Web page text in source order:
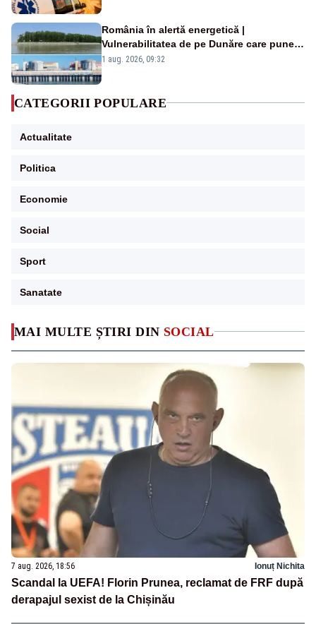
MAI MULTE ȘTIRI DIN SOCIAL
7 aug. 2026, 18:56 Ionuț Nichita
Scandal la UEFA! Florin Prunea, reclamat de FRF după
derapajul sexist de la Chișinău
România în alertă energetică |
Vulnerabilitatea de pe Dunăre care pune
în pericol Centrala Cernavodă era
1 aug. 2026, 09:32
CATEGORII POPULARE
Actualitate
Politica
Economie
Social
Sport
Sanatate